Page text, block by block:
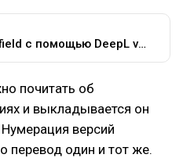
Перевод игры Starfield с помощью DeepL v0.4.2 - Anna Segnet
почитать об
и выкладывается он
версий
перевод один и тот же.